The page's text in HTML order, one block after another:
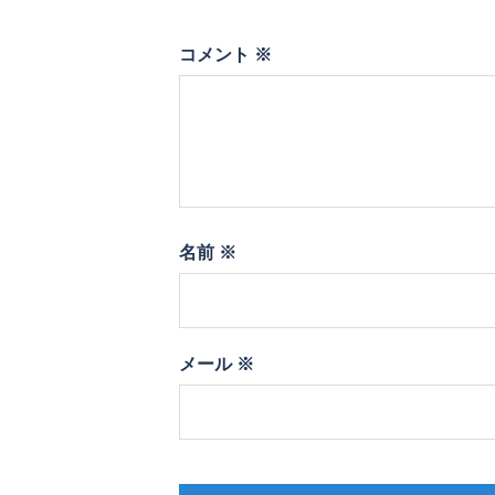
コメント ※
名前 ※
メール ※